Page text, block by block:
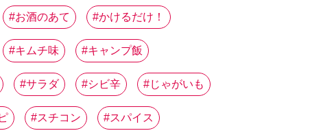
お酒のあて かけるだけ！
キムチ味 キャンプ飯
サラダ シビ辛 じゃがいも
スチコン スパイス